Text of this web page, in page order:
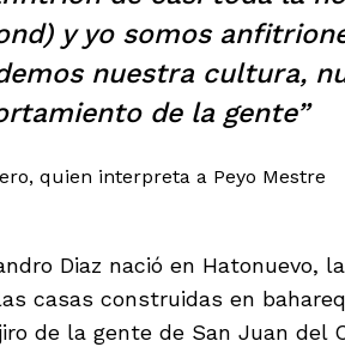
y yo somos
nuestra cultura,
de la gente”
quien interpreta a Peyo Mestre
Diaz nació en Hatonuevo,
casas construidas en
de la gente de San Juan del